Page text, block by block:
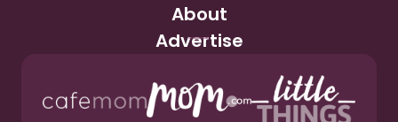
About
Advertise